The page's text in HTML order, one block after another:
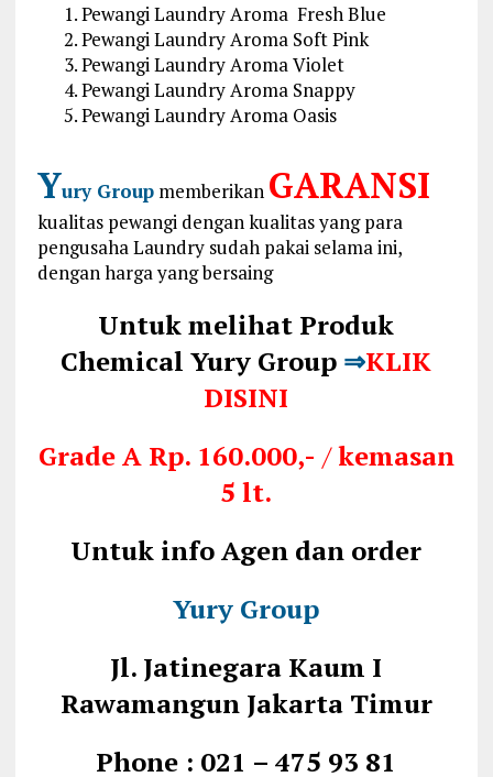
Pewangi Laundry Aroma Fresh Blue
Pewangi Laundry Aroma Soft Pink
Pewangi Laundry Aroma Violet
Pewangi Laundry Aroma Snappy
Pewangi Laundry Aroma Oasis
Yury Groupmemberikan GARANSI
kualitas pewangi dengan kualitas yang para
pengusaha Laundry sudah pakai selama ini,
dengan harga yang bersaing
Untuk melihat Produk
Chemical Yury Group ⇒KLIK
DISINI
Grade A Rp. 160.000,- /kemasan
5 lt.
Untuk info Agen dan order
Yury Group
Jl. Jatinegara Kaum I
Rawamangun Jakarta Timur
Phone : 021 – 475 93 81